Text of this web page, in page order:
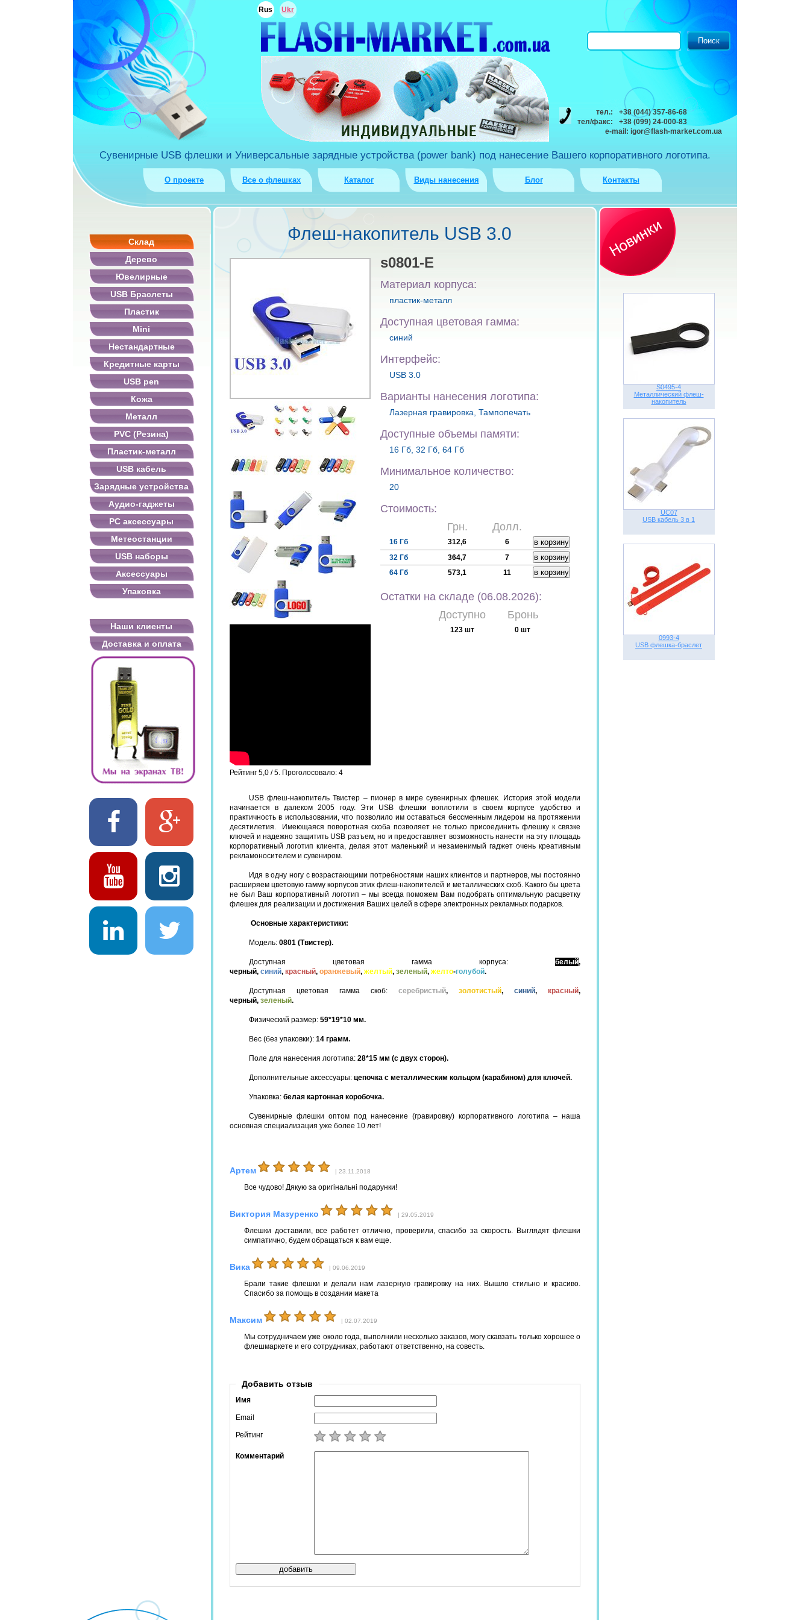
Сувенирные USB флешки и Универсальные зарядные устройства (power bank) под нанесение Вашего корпоративного логотипа.
О проекте Все о флешках Каталог Виды нанесения Блог Контакты
Rus Ukr
Флеш-накопитель USB 3.0
Рейтинг 5,0 / 5. Проголосовало: 4
s0801-E
Материал корпуса:
пластик-металл
Доступная цветовая гамма:
синий
Интерфейс:
USB 3.0
Варианты нанесения логотипа:
Лазерная гравировка, Тампопечать
Доступные объемы памяти:
16 Гб, 32 Гб, 64 Гб
Минимальное количество:
20
Стоимость:
Грн.
Долл.
16 Гб 312,6
6
32 Гб
364,7
7
64 Гб
573,1 11
Остатки на складе (06.08.2026):
Доступно
Бронь
123 шт 0 шт
USB флеш-накопитель Твистер – пионер в мире сувенирных флешек. История этой модели
начинается в далеком 2005 году. Эти USB флешки воплотили в своем корпусе удобство и
практичность в использовании, что позволило им оставаться бессменным лидером на протяжении
десятилетия. Имеющаяся поворотная скоба позволяет не только присоединить флешку к связке
ключей и надежно защитить USB разъем, но и предоставляет возможность нанести на эту площадь
корпоративный логотип клиента, делая этот маленький и незаменимый гаджет очень креативным
рекламоносителем и сувениром.
Идя в одну ногу с возрастающими потребностями наших клиентов и партнеров, мы постоянно
расширяем цветовую гамму корпусов этих флеш-накопителей и металлических скоб. Какого бы цвета
не был Ваш корпоративный логотип – мы всегда поможем Вам подобрать оптимальную расцветку
флешек для реализации и достижения Ваших целей в сфере электронных рекламных подарков.
Основные характеристики:
Модель: 0801 (Твистер).
Доступная цветовая гамма корпуса: белый,
черный, синий, красный, оранжевый, желтый, зеленый, желто-голубой.
Доступная цветовая гамма скоб: серебристый, золотистый, синий, красный,
черный, зеленый.
Физический размер: 59*19*10 мм.
Вес (без упаковки): 14 грамм.
Поле для нанесения логотипа: 28*15 мм (с двух сторон).
Дополнительные аксессуары: цепочка с металлическим кольцом (карабином) для ключей.
Упаковка: белая картонная коробочка.
Сувенирные флешки оптом под нанесение (гравировку) корпоративного логотипа – наша
основная специализация уже более 10 лет!
Артем | 23.11.2018
Все чудово! Дякую за оригінальні подарунки!
Виктория Мазуренко | 29.05.2019
Флешки доставили, все работет отлично, проверили, спасибо за скорость. Выглядят флешки
симпатично, будем обращаться к вам еще.
Вика | 09.06.2019
Брали такие флешки и делали нам лазерную гравировку на них. Вышло стильно и красиво.
Спасибо за помощь в создании макета
Максим | 02.07.2019
Мы сотрудничаем уже около года, выполнили несколько заказов, могу скавзать только хорошее о
флешмаркете и его сотрудниках, работают ответственно, на совесть.
Добавить отзыв
Имя
Email
Рейтинг
Комментарий
Склад
Дерево
Ювелирные
USB Браслеты
Пластик
Mini
Нестандартные
Кредитные карты
USB pen
Кожа
Металл
PVC (Резина)
Пластик-металл
USB кабель
Зарядные устройства
Аудио-гаджеты
PC аксессуары
Метеостанции
USB наборы
Аксессуары
Упаковка
Наши клиенты
Доставка и оплата
S0495-4
Металлический флеш-
накопитель
UC07
USB кабель 3 в 1
0993-4
USB флешка-браслет
тел.:
+38 (044) 357-86-68
тел/факс:
+38 (099) 24-000-83
e-mail: igor@flash-market.com.ua